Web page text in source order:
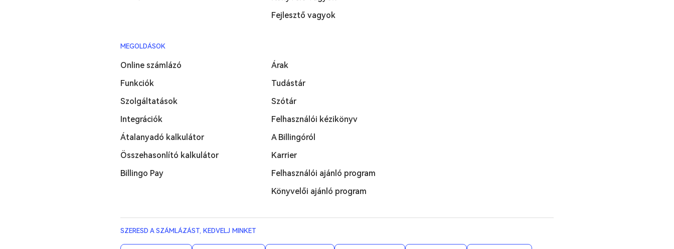
Fejlesztő vagyok
MEGOLDÁSOK
Online számlázó
Funkciók
Szolgáltatások
Integrációk
Átalanyadó kalkulátor
Összehasonlító kalkulátor
Billingo Pay
Árak
Tudástár
Szótár
Felhasználói kézikönyv
A Billingóról
Karrier
Felhasználói ajánló program
Könyvelői ajánló program
SZERESD A SZÁMLÁZÁST, KEDVELJ MINKET